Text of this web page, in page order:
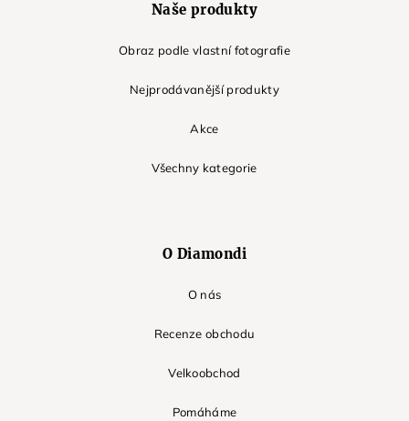
Naše produkty
Obraz podle vlastní fotografie
Nejprodávanější produkty
Akce
Všechny kategorie
O Diamondi
O nás
Recenze obchodu
Velkoobchod
Pomáháme